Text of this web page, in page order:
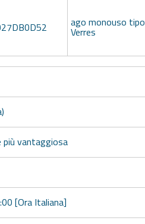
ago monouso tipo
Verres
vantaggiosa
[Ora Italiana]